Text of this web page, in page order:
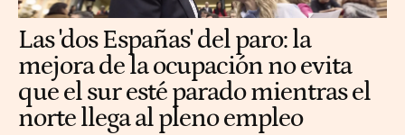
Las 'dos Españas' del paro: la
mejora de la ocupación no evita
que el sur esté parado mientras el
norte llega al pleno empleo